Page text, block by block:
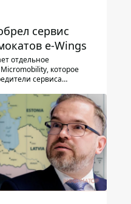
сервис
e-Wings
отдельное
которое
сервиса